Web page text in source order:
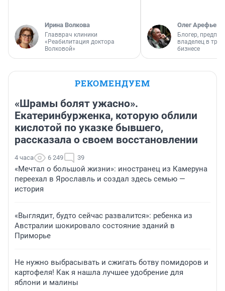
Ирина Волкова
Главврач клиники
«Реабилитация доктора
Волковой»
Олег Арефьев
Блогер,
владелец в
бизнесе
РЕКОМЕНДУЕМ
«Шрамы болят ужасно».
Екатеринбурженка, которую облили
кислотой по указке бывшего,
рассказала о своем восстановлении
4 часа 6 249 39
«Мечтал о большой жизни»: иностранец из Камеруна
переехал в Ярославль и создал здесь семью —
история
«Выглядит, будто сейчас развалится»: ребенка из
Австралии шокировало состояние зданий в
Приморье
Не нужно выбрасывать и сжигать ботву помидоров и
картофеля! Как я нашла лучшее удобрение для
яблони и малины